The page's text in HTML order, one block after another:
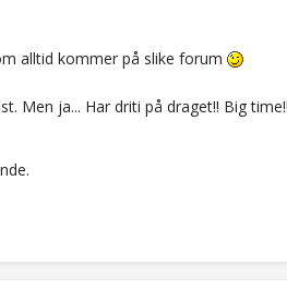
alltid kommer på slike forum
Men ja... Har driti på draget!! Big